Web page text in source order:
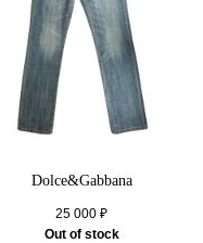
Dolce&Gabbana
25 000 ₽
Out of stock